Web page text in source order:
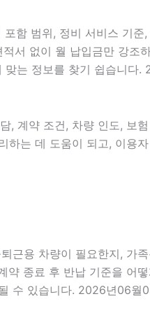
함 범위, 정비 서비스 기준
서 없이 월 납입금만 강조
는 정보를 찾기 쉽습니다
, 계약 조건, 차량 인도, 보
는 데 도움이 되고, 이용
근용 차량이 필요한지, 가
약 종료 후 반납 기준을 어
수 있습니다. 2026년06월